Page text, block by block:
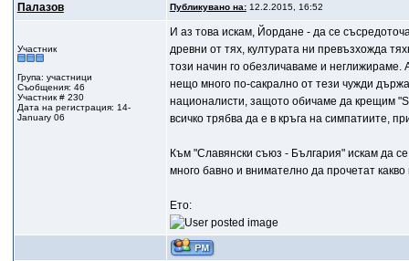
Палазов Публикувано на:12.2.2015, 16:52
Участник
Група: участници
Съобщения: 46
Участник # 230
Дата на регистрация: 14-
January 06
И аз това искам, Йордане - да се
древни от тях, културата ни превъзхожда
този начин го обезличаваме и
нещо много по-сакрално от тези чужди
националисти, защото обичаме да крещим
всичко трябва да е в кръга на симпатиите,
Към "Славянски съюз - България" искам да
много бавно и внимателно да прочетат
Ето: